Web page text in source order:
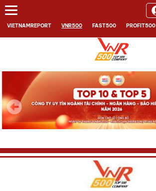
VIETNAMREPORT VNR500 FAST500 PROFIT500